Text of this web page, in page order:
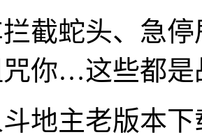
截蛇头、急
你…这些都是
地主老版本